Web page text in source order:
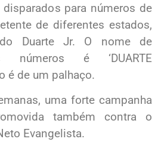
para números de
de diferentes estados,
Duarte Jr. O nome de
números é ‘DUARTE
é de um palhaço.
uma forte campanha
também contra o
Evangelista.